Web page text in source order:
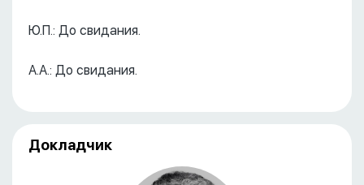
Ю.П.: До свидания.
А.А.: До свидания.
Докладчик